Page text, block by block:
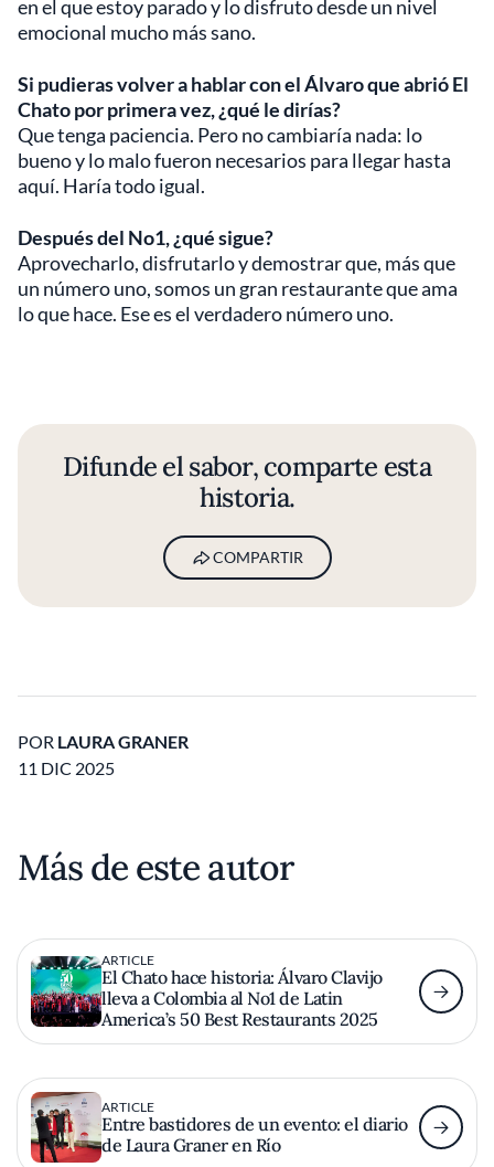
en el que estoy parado y lo disfruto desde un nivel
emocional mucho más sano.
Si pudieras volver a hablar con el Álvaro que abrió El
Chato por primera vez, ¿qué le dirías?
Que tenga paciencia. Pero no cambiaría nada: lo
bueno y lo malo fueron necesarios para llegar hasta
aquí. Haría todo igual.
Después del No1, ¿qué sigue?
Aprovecharlo, disfrutarlo y demostrar que, más que
un número uno, somos un gran restaurante que ama
lo que hace. Ese es el verdadero número uno.
Difunde el sabor, comparte esta
historia.
COMPARTIR
POR LAURA GRANER
11 DIC 2025
Más de este autor
ARTICLE
El Chato hace historia: Álvaro Clavijo
lleva a Colombia al No1 de Latin
America’s 50 Best Restaurants 2025
ARTICLE
Entre bastidores de un evento: el diario
de Laura Graner en Río